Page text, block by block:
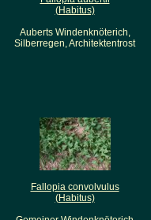
(Habitus)
Auberts Windenknöterich,
Silberregen, Architektentrost
Fallopia convolvulus
(Habitus)